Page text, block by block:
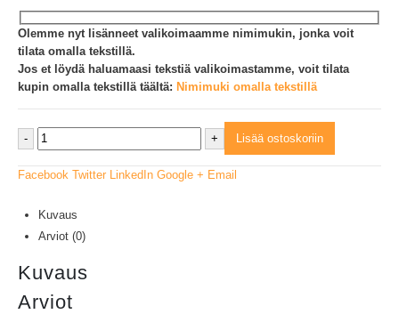
Olemme nyt lisänneet valikoimaamme nimimukin, jonka voit
tilata omalla tekstillä.
Jos et löydä haluamaasi tekstiä valikoimastamme, voit tilata
kupin omalla tekstillä täältä: Nimimuki omalla tekstillä
- + Lisää ostoskoriin
Facebook Twitter LinkedIn Google + Email
Kuvaus
Arviot (0)
Kuvaus
Arviot